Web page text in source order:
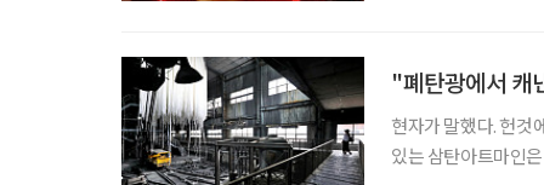
"폐탄광에서 캐
현자가 말했다. 헌것
있는 삼탄아트마인